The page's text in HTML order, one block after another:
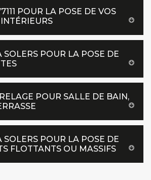
POUR LA POSE DE VOS
SOLERS POUR LA POSE DE
POUR SALLE DE BAIN,
SOLERS POUR LA POSE DE
FLOTTANTS OU MASSIFS